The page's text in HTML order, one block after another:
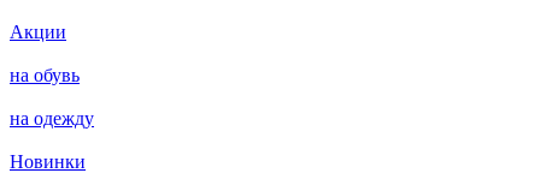
Акции
на обувь
на одежду
Новинки